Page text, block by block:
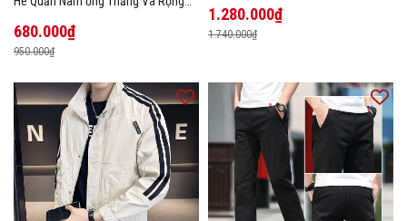
680.000₫
950.000₫
1.280.000₫
1.740.000₫